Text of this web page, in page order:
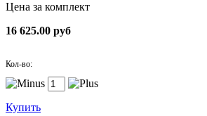
Цена за комплект
16 625.00 руб
Кол-во:
Купить